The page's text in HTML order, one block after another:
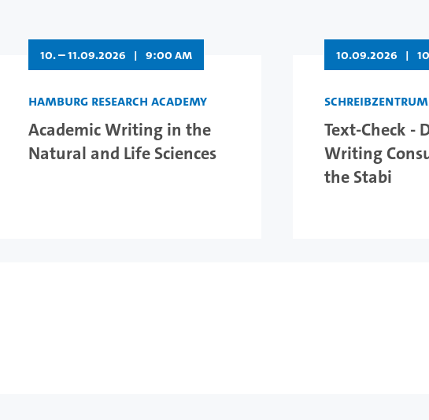
10. – 11.09.2026 | 9:00 AM
Hamburg Research Academy
Academic Writing in the
Natural and Life Sciences
10.09.2026 |
Schreibzentrum
Text-Check -
Writing
the Stabi